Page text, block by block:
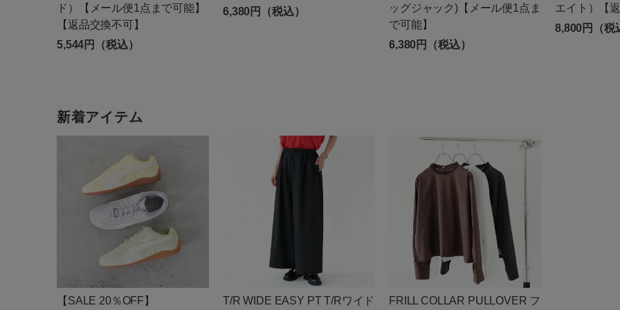
ド）【メール便1点まで可能】
【返品交換不可】
5,544円（税込）
6,380円（税込）
ッグジャック)【メール便1点ま
で可能】
6,380円（税込）
エイト）【
8,800円（税
新着アイテム
【SALE 20％OFF】 T/R WIDE EASY PT T/Rワイド FRILL COLLAR PULLOVER フ